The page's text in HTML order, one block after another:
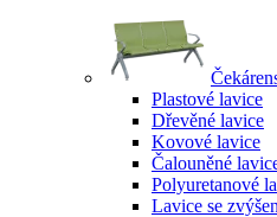
Plastové lavice
Dřevěné lavice
Kovové lavice
Čalouněné
Polyuretanové
Lavice se